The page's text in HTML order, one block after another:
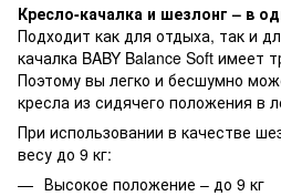
Кресло-качалка и шезлонг – в
Подходит как для отдыха, так и
качалка BABY Balance Soft имеет
Поэтому вы легко и бесшумно
кресла из сидячего положения в
При использовании в качестве
весу до 9 кг:
Высокое положение – до 9 кг